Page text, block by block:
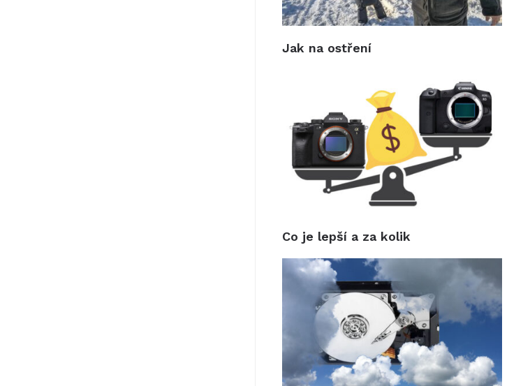
Jak na ostření
Co je lepší a za kolik